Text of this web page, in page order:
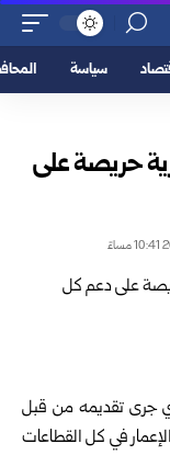
سياسة
حريصة على
جرى تقديمه من قبل
في كل القطاعات